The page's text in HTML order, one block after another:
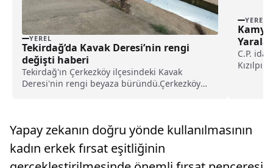
YEREL
Tekirdağ’da Kavak Deresi’nin rengi
değişti haberi
Tekirdağ'ın Çerkezköy ilçesindeki Kavak
Deresi'nin rengi beyaza büründü.Çerkezköy
Çerkezköy Organize Sa...
YEREL
C.P.
Yapay zekanın doğru yönde kullanılmasının
kadın erkek fırsat eşitliğinin